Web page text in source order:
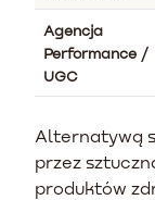
Agencja
Performance /
UGC
Alternatywą
przez
produktów